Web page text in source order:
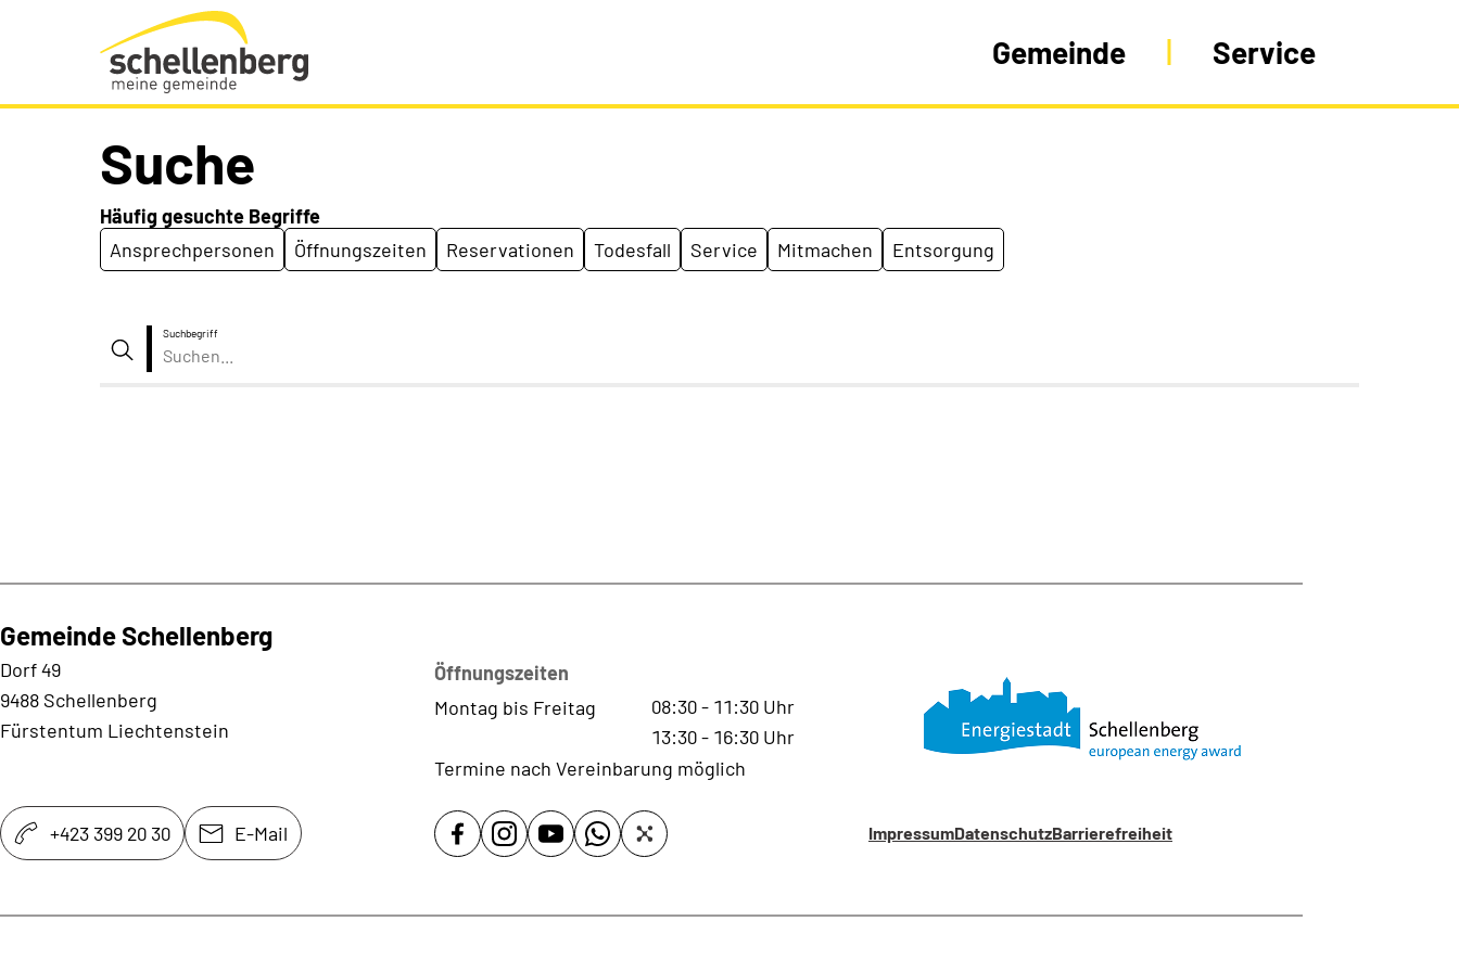
Gemeinde Schellenberg Startseite
Gemeinde Service
Suche
Häufig gesuchte Begriffe
Ansprechpersonen
Öffnungszeiten Reservationen Todesfall Service Mitmachen Entsorgung
Suchbegriff
Gemeinde Schellenberg
Dorf 49
9488 Schellenberg
Fürstentum Liechtenstein
Öffnungszeiten
Montag bis Freitag
08:30- 11:30 Uhr
13:30- 16:30 Uhr
Termine nach Vereinbarung möglich
+423 399 20 30 E-Mail ImpressumDatenschutzBarrierefreiheit